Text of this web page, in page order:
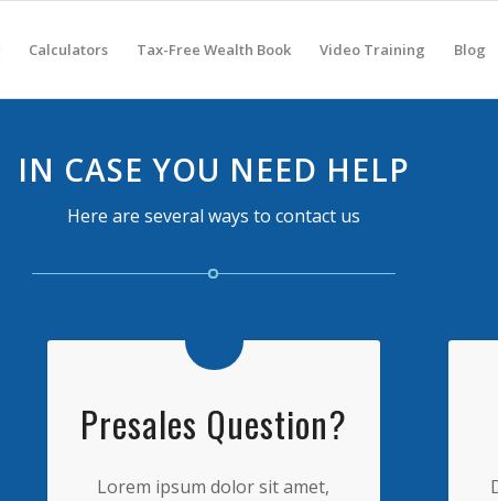
Calculators Tax-Free Wealth Book Video Training Blog
IN CASE YOU NEED HELP
Here are several ways to contact us
Presales Question?
Lorem ipsum dolor sit amet,